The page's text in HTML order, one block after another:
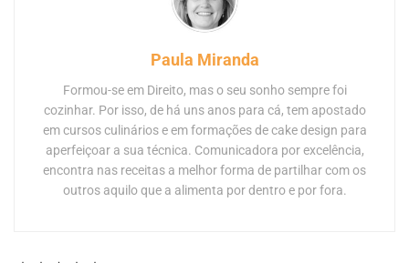
Paula Miranda
Formou-se em Direito, mas o seu sonho sempre foi
cozinhar. Por isso, de há uns anos para cá, tem apostado
em cursos culinários e em formações de cake design para
aperfeiçoar a sua técnica. Comunicadora por excelência,
encontra nas receitas a melhor forma de partilhar com os
outros aquilo que a alimenta por dentro e por fora.